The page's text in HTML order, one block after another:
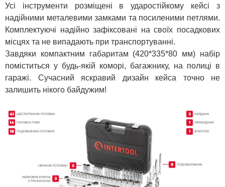
Усі інструменти розміщені в ударостійкому кейсі з
надійними металевими замками та посиленими петлями.
Комплектуючі надійно зафіксовані на своїх посадкових
місцях та не випадають при транспортуванні.
Завдяки компактним габаритам (420*335*80 мм) набір
поміститься у будь-якій коморі, багажнику, на полиці в
гаражі. Сучасний яскравий дизайн кейса точно не
залишить нікого байдужим!